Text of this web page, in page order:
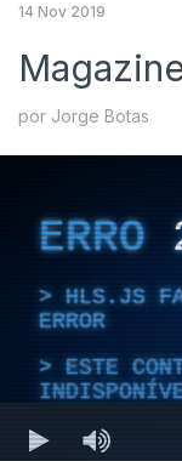
14 Nov 2019
por Jorge Botas